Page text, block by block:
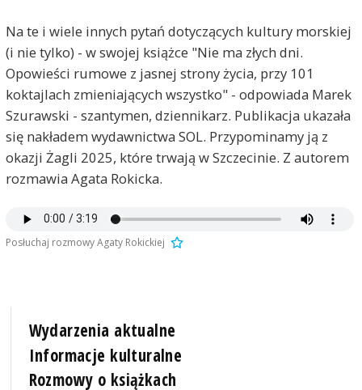
Na te i wiele innych pytań dotyczących kultury morskiej
(i nie tylko) - w swojej książce "Nie ma złych dni.
Opowieści rumowe z jasnej strony życia, przy 101
koktajlach zmieniających wszystko" - odpowiada Marek
Szurawski - szantymen, dziennikarz. Publikacja ukazała
się nakładem wydawnictwa SOL. Przypominamy ją z
okazji Żagli 2025, które trwają w Szczecinie. Z autorem
rozmawia Agata Rokicka.
Posłuchaj rozmowy Agaty Rokickiej
Wydarzenia aktualne
Informacje kulturalne
Rozmowy o książkach